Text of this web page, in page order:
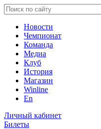
Новости
Чемпионат
Команда
Медиа
Клуб
История
Магазин
Winline
En
Личный кабинет
Билеты